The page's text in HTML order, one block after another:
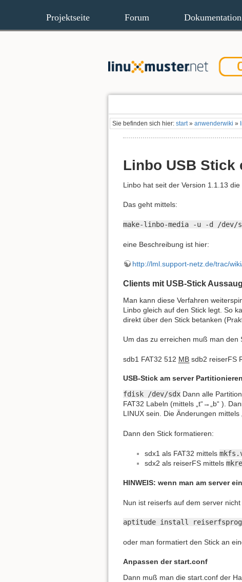
Projektseite Forum Dokumentation
Sie befinden sich hier:start »anwenderwiki »
Linbo USB Stick
Linbo hat seit der Version 1.1.13
Das geht mittels:
make-linbo-media -u -d /dev/
eine Beschreibung ist hier:
http://lml.support-netz.de/trac/
Clients mit USB-Stick
Man kann diese Verfahren
Linbo gleich auf den Stick legt. So
direkt über den Stick betanken
Um das zu erreichen muß man
sdb1 FAT32 512 MB sdb2 reiserFS
USB-Stick am server Partitionieren
fdisk /dev/sdx Dann alle
FAT32 Labeln (mittels „t“→„b“ ).
LINUX sein. Die Änderungen mittels
Dann den Stick formatieren:
sdx1 als FAT32 mittels
sdx2 als reiserFS mittels
HINWEIS: wenn man am server
Nun ist reiserfs auf dem server
aptitude install
oder man formatiert den Stick an
Anpassen der start.conf
Dann muß man die start.conf der